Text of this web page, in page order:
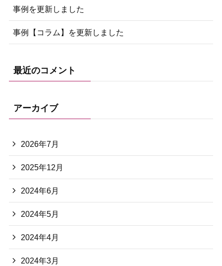
事例を更新しました
事例【コラム】を更新しました
最近のコメント
アーカイブ
2026年7月
2025年12月
2024年6月
2024年5月
2024年4月
2024年3月